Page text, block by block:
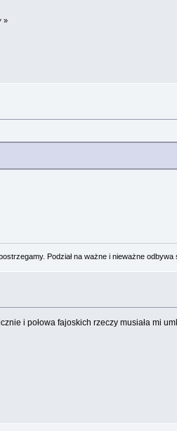
»
Podział na ważne i nieważne
i połowa fajoskich rzeczy musiała mi